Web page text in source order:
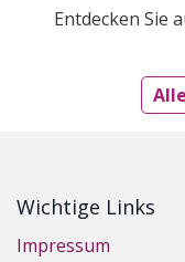
Entdecken Sie
Wichtige Links
Impressum